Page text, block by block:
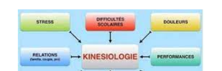
personnes se tournent vers les magnétiseurs
pour compléter leurs traitements…